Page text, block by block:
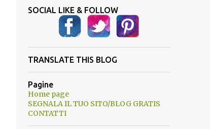
SOCIAL LIKE & FOLLOW
TRANSLATE THIS BLOG
Pagine
Home page
SEGNALA IL TUO SITO/BLOG GRATIS
CONTATTI